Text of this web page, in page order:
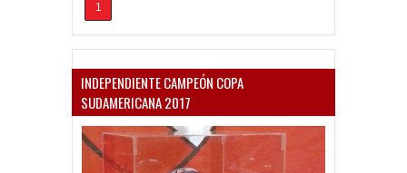
1
INDEPENDIENTE CAMPEÓN COPA
SUDAMERICANA 2017